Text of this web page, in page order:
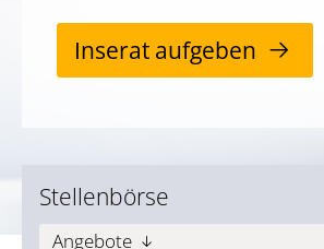
Inserat aufgeben
Stellenbörse
Angebote